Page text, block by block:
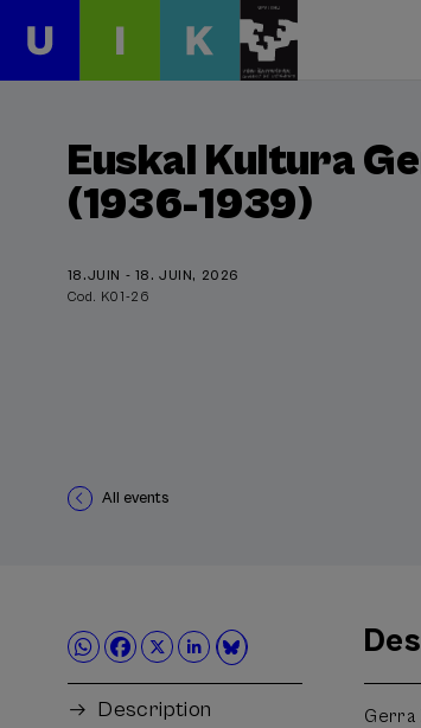
Euskal Kultura
(1936-1939)
18.JUIN - 18. JUIN, 2026
Cod. K01-26
All events
Description
Gerra